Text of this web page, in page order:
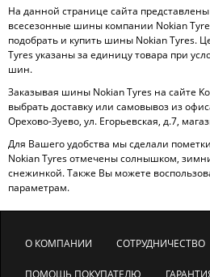
На данной странице сайта
всесезонные шины компании Nokian
подобрать и купить шины Nokian Tyres.
Tyres указаны за единицу товара при
шин.
Заказывая шины Nokian Tyres на сайте
выбрать доставку или самовывоз из
Орехово-Зуево, ул. Егорьевская, д.7,
Для Вашего удобства мы сделали
Nokian Tyres отмечены солнышком,
снежинкой. Также Вы можете
параметрам.
О КОМПАНИИ СОТРУДНИЧЕСТВО
ПОМОЩЬ ПОКУПАТЕЛЮ